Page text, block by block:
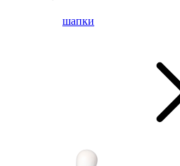
шапки